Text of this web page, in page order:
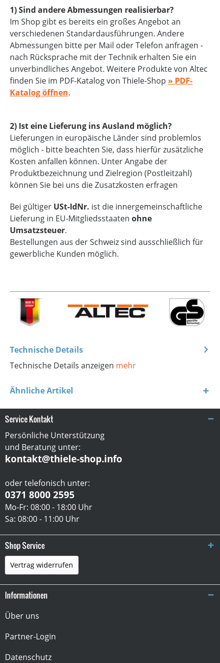
1) Sind andere Abmessungen realisierbar?
Im Shop gibt es bereits ein großes Angebot an
verschiedenen Standardausführungen. Andere
Abmessungen bitte per Mail oder Telefon anfragen -
nach Rücksprache mit der Technik erhalten Sie ein
unverbindliches Angebot. Weitere Produkte von Altec
finden Sie im PDF-Katalog von Thiele-Shop » PDF-
Katalog öffnen.
2) Ist eine Lieferung ins Ausland möglich?
Lieferungen in europäische Länder sind problemlos
möglich - bitte beachten Sie, dass hierfür zusätzliche
Kosten anfallen können. Unter Angabe der
Produktbezeichnung und Zielregion (Postleitzahl)
können Sie bei uns die Zusatzkosten erfragen
Bei gültiger USt-IdNr. ist die innergemeinschaftliche
Lieferung in EU-Mitgliedsstaaten ohne
Umsatzsteuer.
Bestellungen aus der Schweiz sind ausschließlich für
gewerbliche Kunden möglich.
Technische Details
Technische Details anzeigen mehr
Ähnliche Artikel
Service Kontakt
Persönliche Unterstützung
und Beratung unter:
kontakt@thiele-shop.info
oder telefonisch unter:
0371 8000 2595
Mo-Fr: 08:00 - 18:00 Uhr
Sa: 08:00 - 11:00 Uhr
Shop Service
Vertrag widerrufen
Informationen
Über uns
Partner-Login
Datenschutz